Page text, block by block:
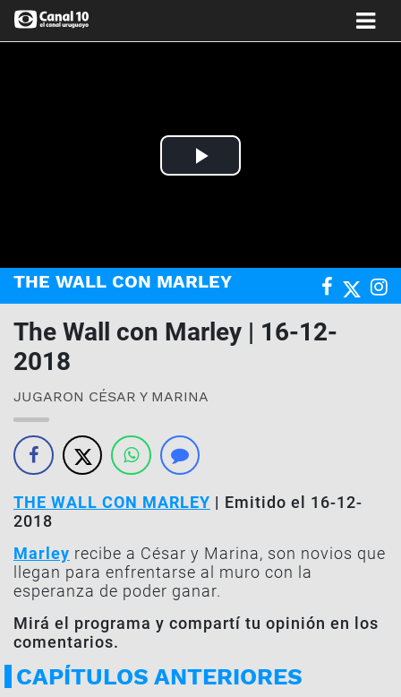
Play
THE WALL CON MARLEY
The Wall con Marley | 16-12-
2018
JUGARON CÉSAR Y MARINA
THE WALL CON MARLEY | Emitido el 16-12-
2018
Marley recibe a César y Marina, son novios que
llegan para enfrentarse al muro con la
esperanza de poder ganar.
Mirá el programa y compartí tu opinión en los
comentarios.
CAPÍTULOS ANTERIORES
JUGARON CAMILA Y CATALINA